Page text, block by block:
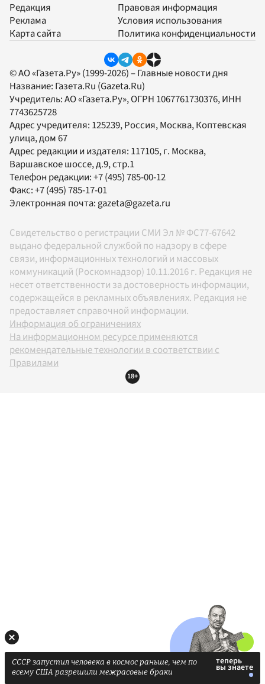
Редакция
Реклама
Карта сайта
Правовая информация
Условия использования
Политика конфиденциальности
© АО «Газета.Ру» (1999-2026) – Главные новости дня
Название: Газета.Ru (Gazeta.Ru)
Учредитель:АО «Газета.Ру», ОГРН 1067761730376, ИНН
7743625728
Адрес учредителя: 125239, Россия, Москва, Коптевская
улица, дом 67
Адрес редакции и издателя: 117105, г. Москва,
Варшавское шоссе, д.9, стр.1
Телефон редакции:+7 (495) 785-00-12
Факс:+7 (495) 785-17-01
Электронная почта: gazeta@gazeta.ru
Свидетельство о регистрации СМИ Эл № ФС77-67642
выдано федеральной службой по надзору в сфере
связи, информационных технологий и массовых
коммуникаций (Роскомнадзор) 10.11.2016 г. Редакция не
несет ответственности за достоверность информации,
содержащейся в рекламных объявлениях. Редакция не
предоставляет справочной информации.
Информация об ограничениях
На информационном ресурсе применяются
рекомендательные технологии в соответствии с
Правилами
18+
СССР запустил человека в космос раньше, чем по
всему США разрешили межрасовые браки